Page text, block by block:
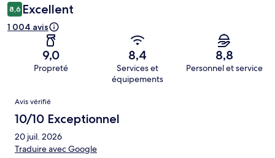
8,6 Excellent
1 004 avis
9,0
Propreté
8,4
Services et
équipements
8,8
Personnel et service
Avis
Avis vérifié
10/10 Exceptionnel
20 juil. 2026
Traduire avec Google